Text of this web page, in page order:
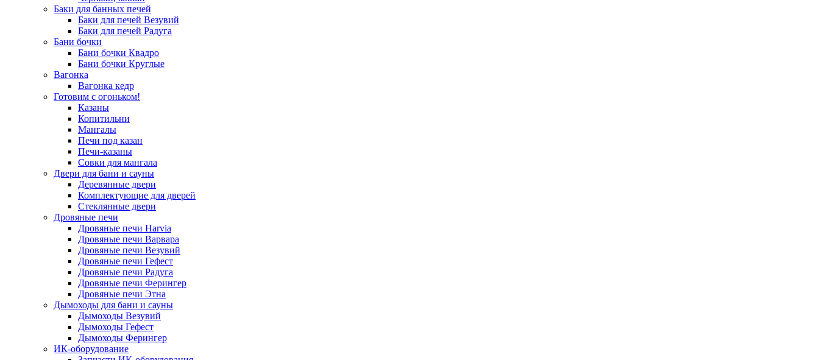
Баки для банных печей
Баки для печей Везувий
Баки для печей Радуга
Бани бочки
Бани бочки Квадро
Бани бочки Круглые
Вагонка
Вагонка кедр
Готовим с огоньком!
Казаны
Копитильни
Мангалы
Печи под казан
Печи-казаны
Совки для мангала
Двери для бани и сауны
Деревянные двери
Комплектующие для дверей
Стеклянные двери
Дровяные печи
Дровяные печи Harvia
Дровяные печи Варвара
Дровяные печи Везувий
Дровяные печи Гефест
Дровяные печи Радуга
Дровяные печи Ферингер
Дровяные печи Этна
Дымоходы для бани и сауны
Дымоходы Везувий
Дымоходы Гефест
Дымоходы Ферингер
ИК-оборудование